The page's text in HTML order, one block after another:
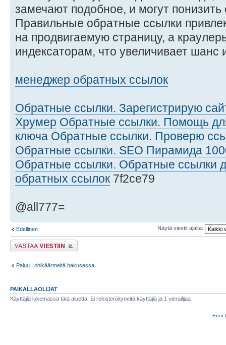
замечают подобное, и могут понизить
Правильные обратные ссылки
на продвигаемую страницу, а
индексаторам, что увеличивает шанс
менеджер обратных ссылок
Обратные ссылки. Зарегистрирую
Хрумер Обратные ссылки. Помощь
ключа Обратные ссылки. Проверю
Обратные ссылки. SEO Пирамида
Обратные ссылки. Обратные ссылки
обратных ссылок 7f2ce79
@all777=
Edellinen Näytä viestit ajalta:
Lähetä vastaus
Paluu Lohikäärmeitä hakusessa
PAIKALLAOLIJAT
Käyttäjiä lukemassa tätä aluetta: Ei rekisteröityneitä käyttäjiä ja 1 vierailijaa
Error